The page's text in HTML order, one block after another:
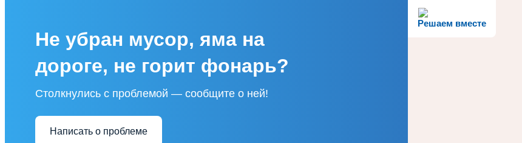
Решаем вместе
Не убран мусор, яма на
дороге, не горит фонарь?
Столкнулись с проблемой — сообщите о ней!
Написать о проблеме